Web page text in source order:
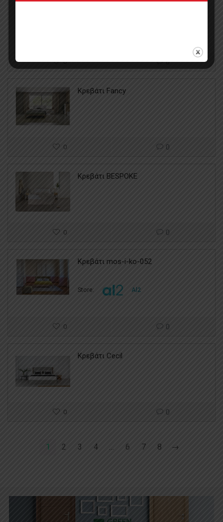
0 0
Κρεβάτι Fancy
0 0
Κρεβάτι BESPOKE
0 0
Κρεβάτι mos-i-ko-052
Store: Al2
0 0
Κρεβάτι Cecil
0 0
1 2 3 4 6 7 8 →